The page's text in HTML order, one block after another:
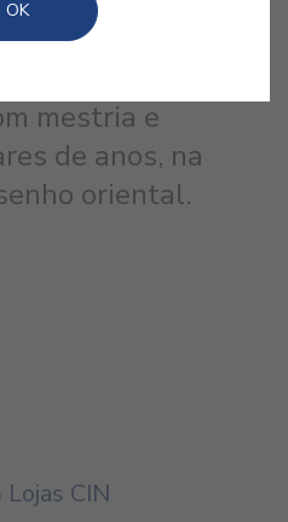
Um dos
mestria e
de anos, na
oriental.
Lojas CIN
OK